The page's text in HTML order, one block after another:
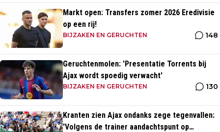
Markt open: Transfers zomer 2026 Eredivisie
op een rij!
BIJZAKEN EN GERUCHTEN 148
Geruchtenmolen: 'Presentatie Torrents bij
Ajax wordt spoedig verwacht'
BIJZAKEN EN GERUCHTEN 130
Kranten zien Ajax ondanks zege tegenvallen:
'Volgens de trainer aandachtspunt op